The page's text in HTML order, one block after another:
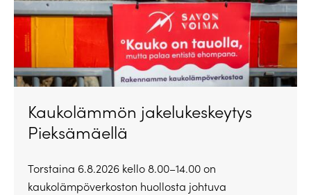
Kaukolämmön jakelukeskeytys
Pieksämäellä
Torstaina 6.8.2026 kello 8.00–14.00 on
kaukolämpöverkoston huollosta johtuva